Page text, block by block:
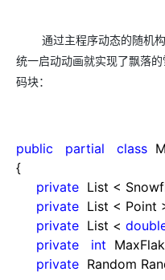
通过主程序动态的随机构
统一启动动画就实现了飘落
码块：
public partial class
{
private List <
private List < Point
private List <
private
int
private Random